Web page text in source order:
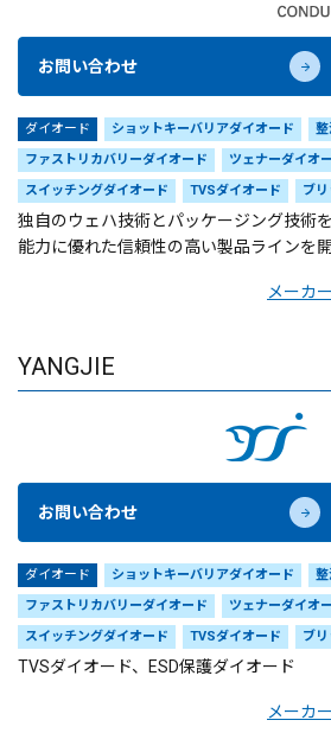
お問い合わせ
ダイオード ショットキーバリアダイオード
整
ファストリカバリーダイオード
ツェナーダイオ
スイッチングダイオード
TVSダイオード ブ
独自のウェハ技術とパッケージング技術
能力に優れた信頼性の高い製品ラインを
メーカ
YANGJIE
お問い合わせ
ダイオード ショットキーバリアダイオード
整
ファストリカバリーダイオード
ツェナーダイオ
スイッチングダイオード
TVSダイオード ブ
TVSダイオード、ESD保護ダイオード
メーカ